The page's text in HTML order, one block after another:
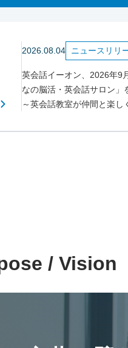
2026.08.04 ニュースリリ
英会話イーオン、2026年9
なの脳活・英会話サロン」
～英会話教室が仲間と楽し
/ Vision